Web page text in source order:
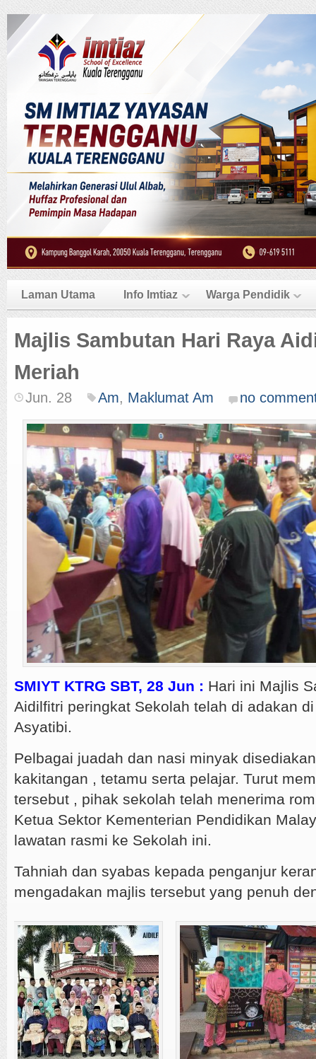
Laman Utama Info Imtiaz Warga Pendidik
Majlis Sambutan Hari Raya
Meriah
Jun. 28 Am, Maklumat Am no
SMIYT KTRG SBT, 28 Jun : Hari ini Majlis
Aidilfitri peringkat Sekolah telah di adakan
Asyatibi.
Pelbagai juadah dan nasi minyak
kakitangan , tetamu serta pelajar. Turut
tersebut , pihak sekolah telah menerima
Ketua Sektor Kementerian Pendidikan
lawatan rasmi ke Sekolah ini.
Tahniah dan syabas kepada penganjur
mengadakan majlis tersebut yang penuh